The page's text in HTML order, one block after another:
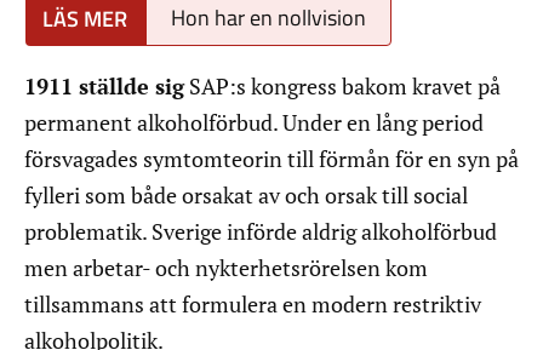
Hon har en nollvision
1911 ställde sigSAP:s kongress bakom kravet på
permanent alkoholförbud. Under en lång period
försvagades symtomteorin till förmån för en syn på
fylleri som både orsakat av och orsak till social
problematik. Sverige införde aldrig alkoholförbud
men arbetar- och nykterhetsrörelsen kom
tillsammans att formulera en modern restriktiv
alkoholpolitik.